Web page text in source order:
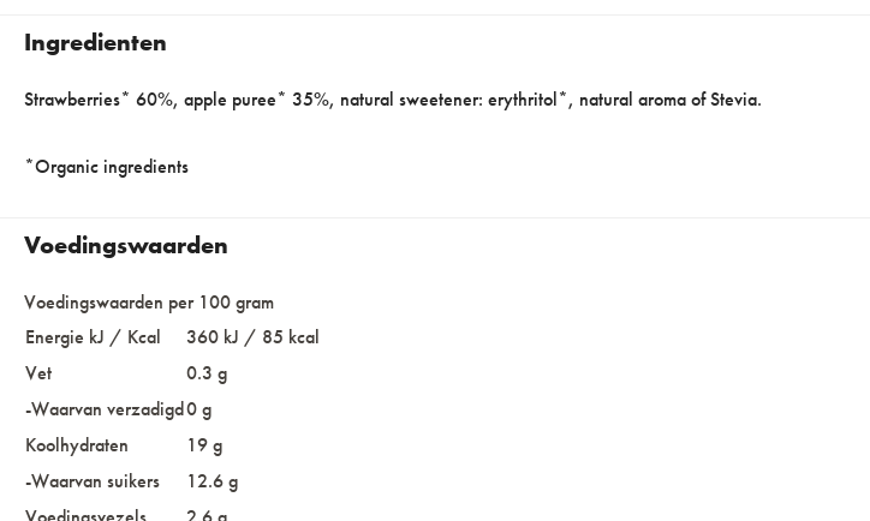
Ingredienten
Strawberries* 60%, apple puree* 35%, natural sweetener: erythritol*, natural aroma of Stevia.
*Organic ingredients
Voedingswaarden
Voedingswaarden per 100 gram
Energie kJ / Kcal
360 kJ / 85 kcal
Vet
0.3 g
-Waarvan verzadigd0 g
Koolhydraten
19 g
-Waarvan suikers
12.6 g